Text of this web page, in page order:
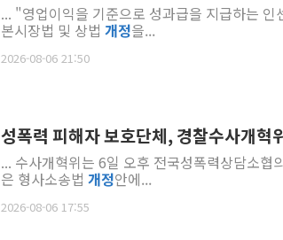
... "영업이익을 기준으로 성과급을 지급하는
본시장법 및 상법 개정을...
2026-08-06 21:50
성폭력 피해자 보호단체, 경찰수사개혁
... 수사개혁위는 6일 오후 전국성폭력상담소
은 형사소송법 개정안에...
2026-08-06 17:55